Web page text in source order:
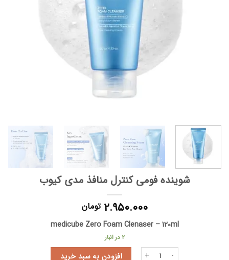
شوینده فومی کنترل منافذ مدی کیوب
۲.۹۵۰.۰۰۰ تومان
medicube Zero Foam Clenaser – 120ml
2 در انبار
شوینده فومی کنترل منافذ مدی کیوب عدد
افزودن به سبد خرید